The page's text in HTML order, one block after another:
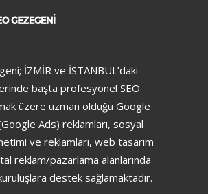
İZMİR ve İSTANBUL’daki
başta profesyonel SEO
üzere uzman olduğu Google
Ads) reklamları, sosyal
ve reklamları, web tasarım
reklam/pazarlama alanlarında
destek sağlamaktadır.